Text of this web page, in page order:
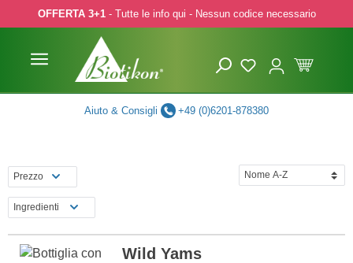
to main content
Skip to search
Skip to main navigation
OFFERTA 3+1- Tutte le info qui - Nessun codice necessario
Aiuto & Consigli +49 (0)6201-878380
Prezzo
Ingredienti
Wild Yams